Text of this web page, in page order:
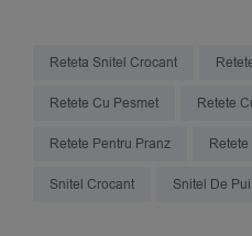
Reteta Snitel Crocant
Retete Cu Pesmet Retete
Retete Pentru Pranz
Snitel Crocant Snitel De Pui